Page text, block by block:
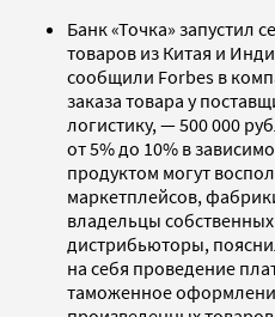
Банк «Точка» запустил
товаров из Китая и
сообщили Forbes в
заказа товара у
логистику, — 500 000
от 5% до 10% в
продуктом могут
маркетплейсов,
владельцы
дистрибьюторы,
на себя проведение
таможенное